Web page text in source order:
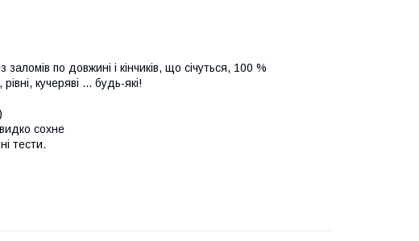
по довжині і кінчиків, що січуться, 100 %
кучеряві ... будь-які!
сохне
тести.